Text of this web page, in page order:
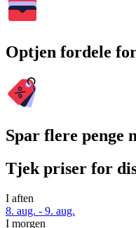
Optjen fordele
Spar flere penge
Tjek priser for
I aften
8. aug. - 9. aug.
I morgen